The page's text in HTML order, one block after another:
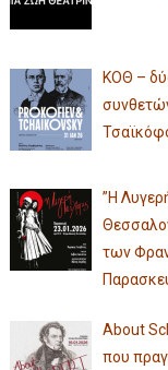
ΚΟΘ –
”Η
των
About
που